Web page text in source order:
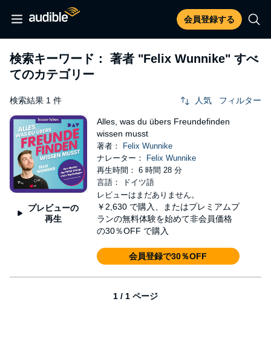
会員登録する
検索キーワード： 著者 "Felix Wunnike" すべ
てのカテゴリー
検索結果 1 件 人気 フィルター
プレビューの
再生
Alles, was du übers Freundefinden
wissen musst
著者：
Felix Wunnike
ナレーター：
Felix Wunnike
再生時間： 6 時間 28 分
言語： ドイツ語
レビューはまだありません。
￥2,630 で購入、またはプレミアムプ
ランの無料体験を始めて非会員価格
の30％OFF で購入
会員登録で30％OFF
1 / 1 ページ